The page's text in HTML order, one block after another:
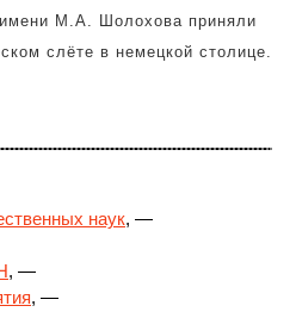
М.А. Шолохова приняли
слёте в немецкой столице.
наук, —
, —
, —